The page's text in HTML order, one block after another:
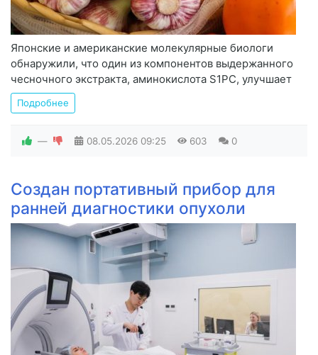
Японские и американские молекулярные биологи
обнаружили, что один из компонентов выдержанного
чесночного экстракта, аминокислота S1PC, улучшает
Подробнее
— 08.05.2026 09:25 603 0
Создан портативный прибор для
ранней диагностики опухоли